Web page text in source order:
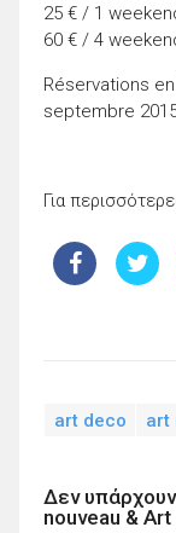
25 € / 1
60 € / 4
Réservations
septembre
Για
art deco art
Δεν
nouveau &